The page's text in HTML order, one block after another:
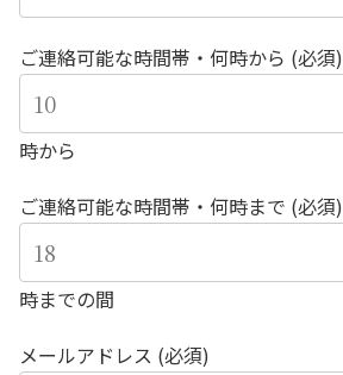
ご連絡可能な時間帯・何時から (必須)
時から
ご連絡可能な時間帯・何時まで (必須)
時までの間
メールアドレス (必須)